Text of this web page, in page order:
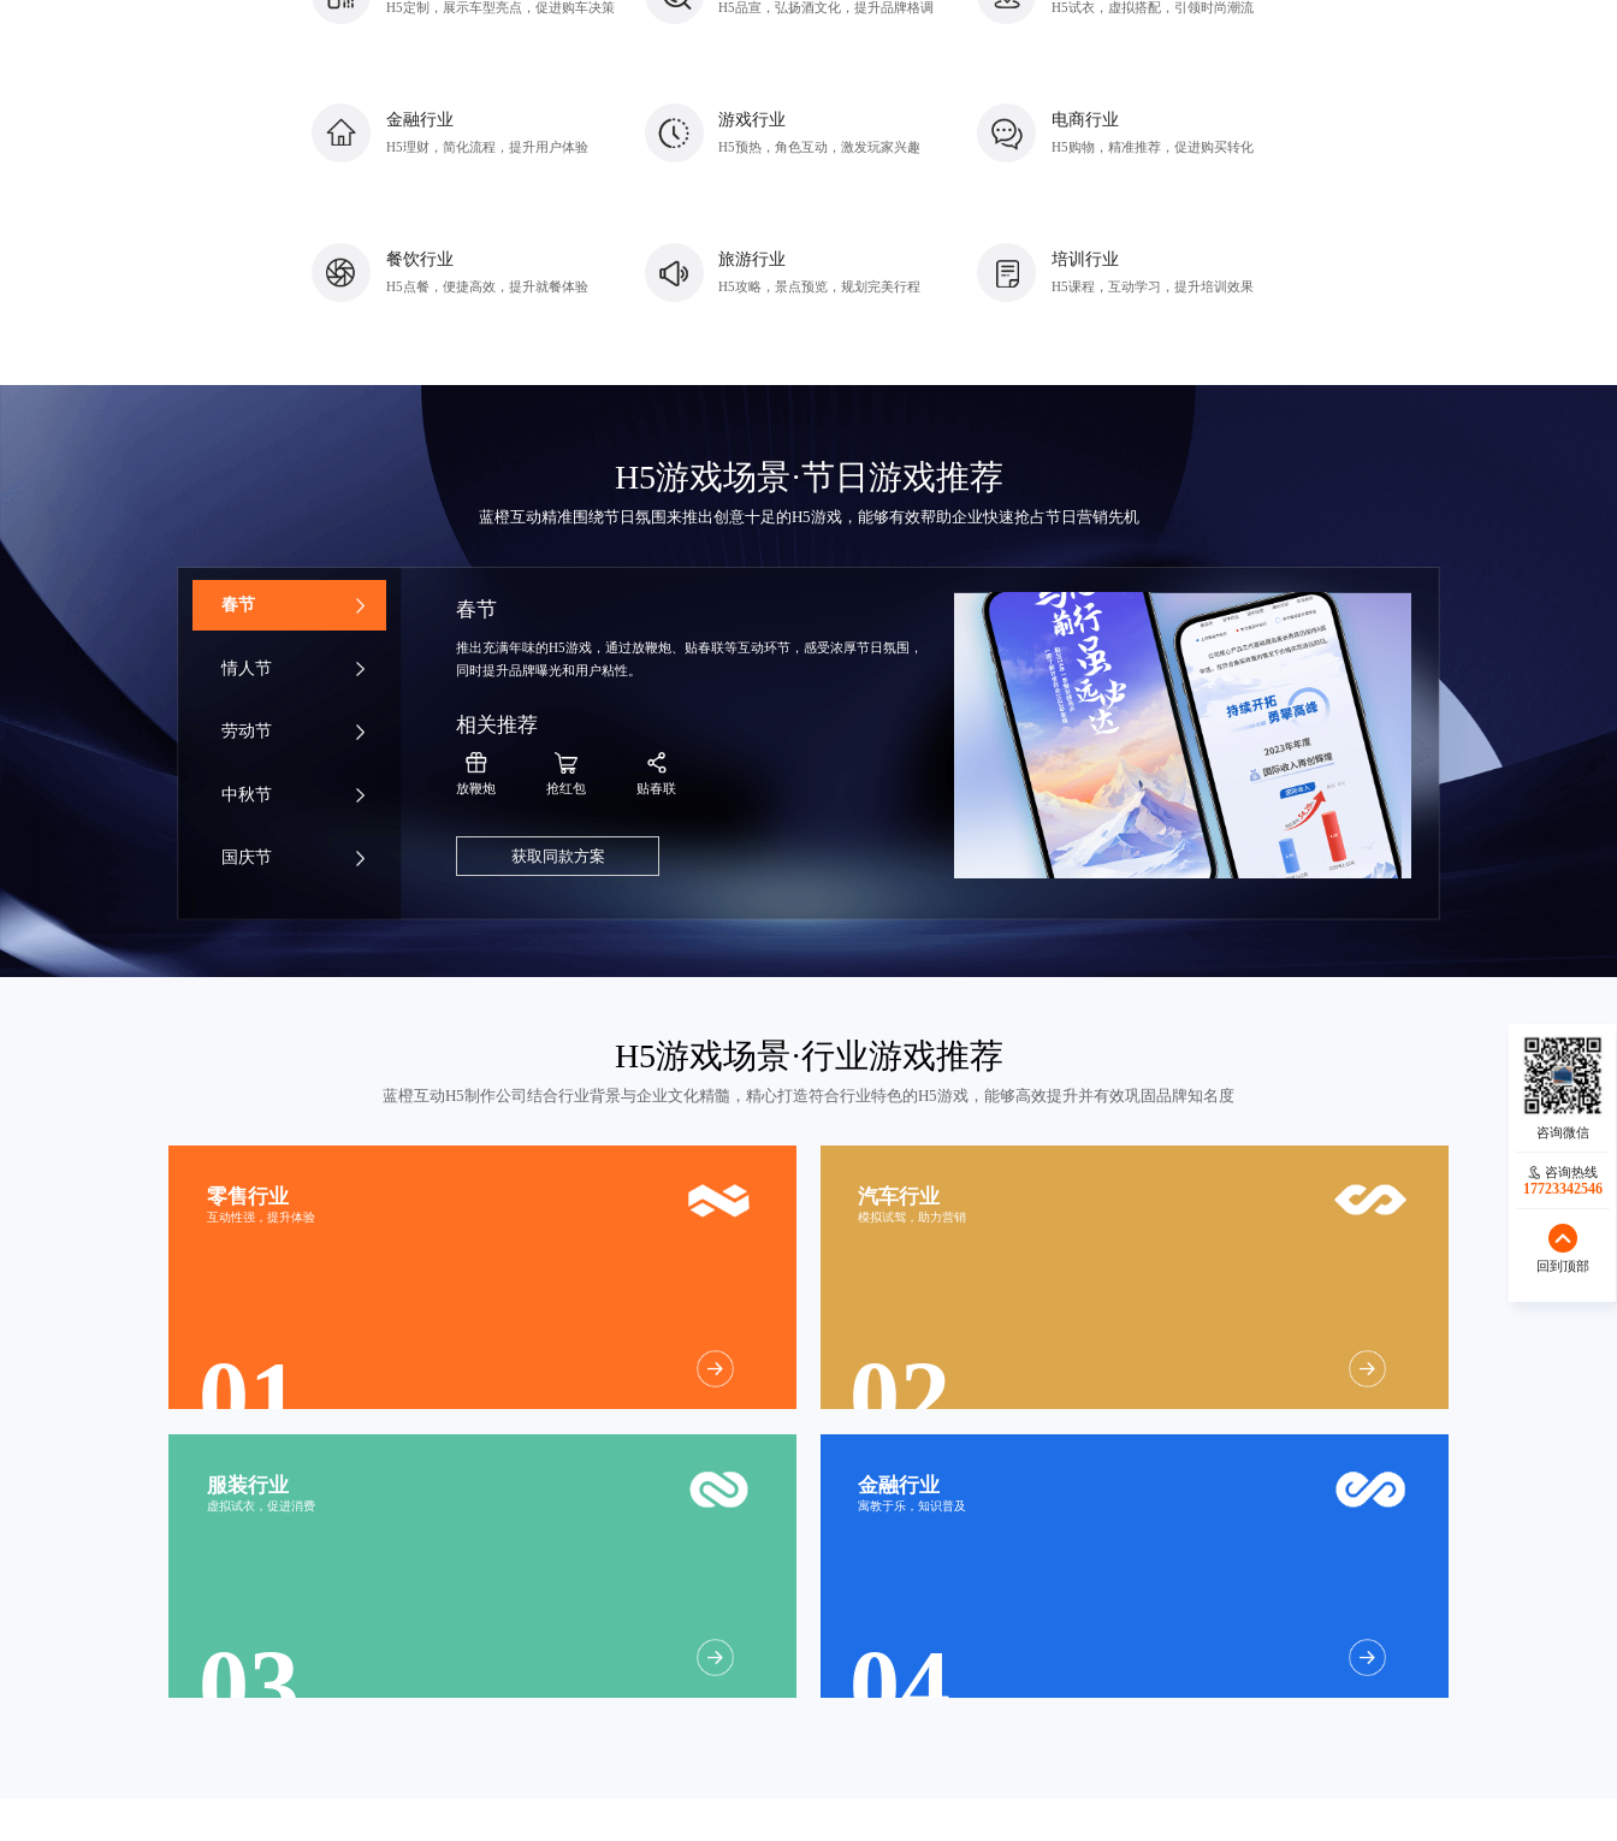
H5定制，展示车型亮点，促进购车决策 H5品宣，弘扬酒文化，提升品牌格调 H5试衣，虚拟搭配，引领时尚潮流
金融行业
H5理财，简化流程，提升用户体验
游戏行业
H5预热，角色互动，激发玩家兴趣
电商行业
H5购物，精准推荐，促进购买转化
餐饮行业
H5点餐，便捷高效，提升就餐体验
旅游行业
H5攻略，景点预览，规划完美行程
培训行业
H5课程，互动学习，提升培训效果
H5游戏场景·节日游戏推荐
蓝橙互动精准围绕节日氛围来推出创意十足的H5游戏，能够有效帮助企业快速抢占节日营销先机
‌春节
情人节
劳动节
中秋节
国庆节
春节
推出充满年味的H5游戏，通过放鞭炮、贴春联等互动环节，感受浓厚节日氛围，
同时提升品牌曝光和用户粘性。
相关推荐
放鞭炮 抢红包 贴春联
获取同款方案
H5游戏场景·行业游戏推荐
蓝橙互动H5制作公司 结合行业背景与企业文化精髓，精心打造符合行业特色的H5游戏，能够高效提升并有效巩固品牌知名度
零售行业
互动性强，提升体验
01
汽车行业
模拟试驾，助力营销
02
服装行业
虚拟试衣，促进消费
03
金融行业
寓教于乐，知识普及
04
咨询热线
18140119082
回到顶部
咨询热线
17723342546
回到顶部